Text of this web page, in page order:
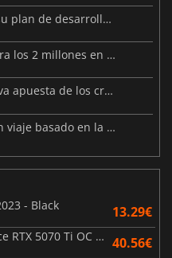
MARVEL Tōkon sale y desvela su plan de desarrollo para el primer año
Resident Evil Veronica ya supera los 2 millones en listas de deseados
Beast of Reincarnation: la nueva apuesta de los creadores de Pokémon
Ya está disponible Big Walk, un viaje basado en la amistad
- Black
13.29€
TUF Gaming GeForce RTX 5070 Ti OC White Edition 16GB 40.56€